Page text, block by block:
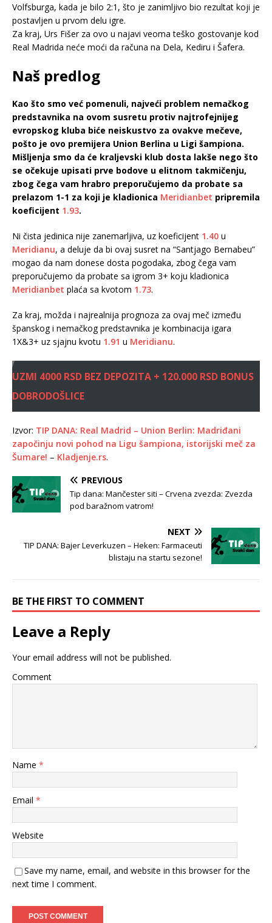
Volfsburga, kada je bilo 2:1, što je zanimljivo bio rezultat koji je
postavljen u prvom delu igre.
Za kraj, Urs Fišer za ovo u najavi veoma teško gostovanje kod
Real Madrida neće moći da računa na Dela, Kediru i Šafera.
Naš predlog
Kao što smo već pomenuli, najveći problem nemačkog
predstavnika na ovom susretu protiv najtrofejnijeg
evropskog kluba biće neiskustvo za ovakve mečeve,
pošto je ovo premijera Union Berlina u Ligi šampiona.
Mišljenja smo da će kraljevski klub dosta lakše nego što
se očekuje upisati prve bodove u elitnom takmičenju,
zbog čega vam hrabro preporučujemo da probate sa
prelazom 1-1 za koji je kladionica Meridianbet pripremila
koeficijent 1.93.
Ni čista jedinica nije zanemarljiva, uz koeficijent 1.40 u
Meridianu, a deluje da bi ovaj susret na “Santjago Bernabeu”
mogao da nam donese dosta pogodaka, zbog čega vam
preporučujemo da probate sa igrom 3+ koju kladionica
Meridianbet plaća sa kvotom 1.73.
Za kraj, možda i najrealnija prognoza za ovaj meč između
španskog i nemačkog predstavnika je kombinacija igara
1X&3+ uz sjajnu kvotu 1.91 u Meridianu.
UZMI 4000 RSD BEZ DEPOZITA + 120.000 RSD BONUS
DOBRODOŠLICE
Izvor: TIP DANA: Real Madrid – Union Berlin: Madriđani
započinju novi pohod na Ligu šampiona, istorijski meč za
Šumare! – Kladjenje.rs.
PREVIOUS
Tip dana: Mančester siti – Crvena zvezda: Zvezda
pod baražnom vatrom!
NEXT
TIP DANA: Bajer Leverkuzen – Heken: Farmaceuti
blistaju na startu sezone!
BE THE FIRST TO COMMENT
Leave a Reply
Your email address will not be published.
Comment
Name *
Email *
Website
Save my name, email, and website in this browser for the
next time I comment.